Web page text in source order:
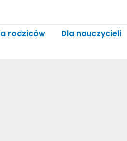
rodziców Dla nauczycieli